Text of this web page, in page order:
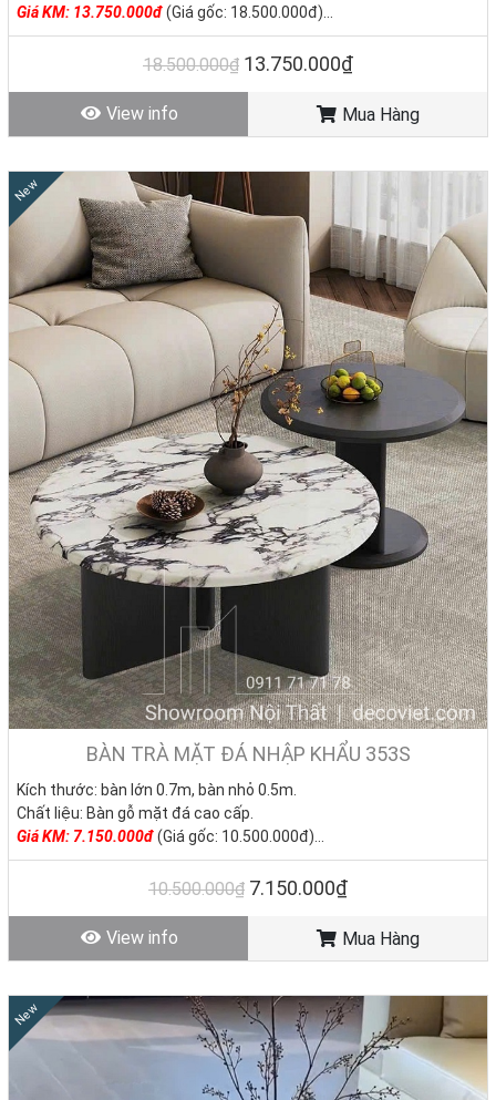
Giá KM: 13.750.000đ(Giá gốc: 18.500.000đ)
Tình trạng: Hàng mới - Còn hàng
18.500.000₫ 13.750.000₫
View info Mua Hàng
New
BÀN TRÀ MẶT ĐÁ NHẬP KHẨU 353S
Kích thước: bàn lớn 0.7m, bàn nhỏ 0.5m.
Chất liệu: Bàn gỗ mặt đá cao cấp.
Giá KM: 7.150.000đ(Giá gốc: 10.500.000đ)
Tình trạng: Hàng mới - Còn hàng
10.500.000₫ 7.150.000₫
View info Mua Hàng
New